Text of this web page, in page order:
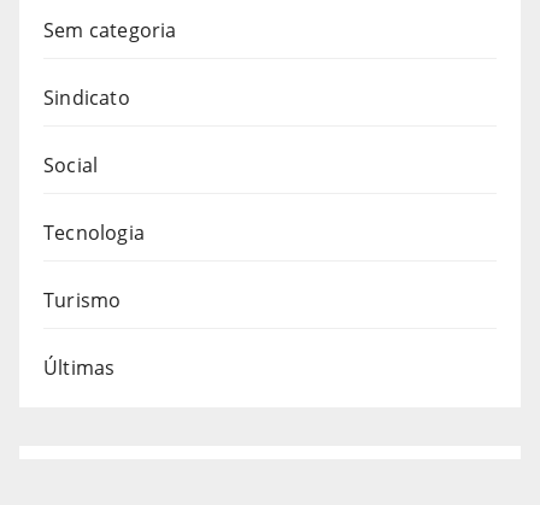
Sem categoria
Sindicato
Social
Tecnologia
Turismo
Últimas